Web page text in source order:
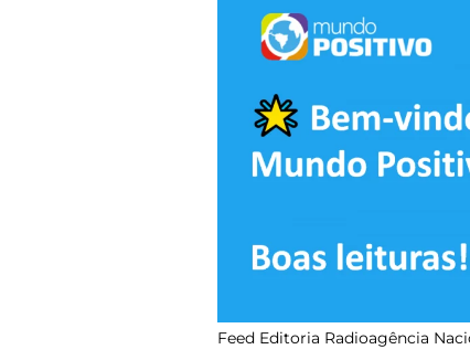
Feed Editoria Radioagência